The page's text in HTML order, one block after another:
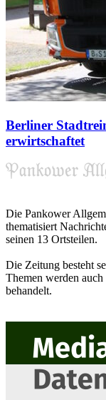
Berliner
erwirtschaftet
Die Pankower
thematisiert
seinen 13 Ortsteilen.
Die Zeitung besteht
Themen werden
behandelt.